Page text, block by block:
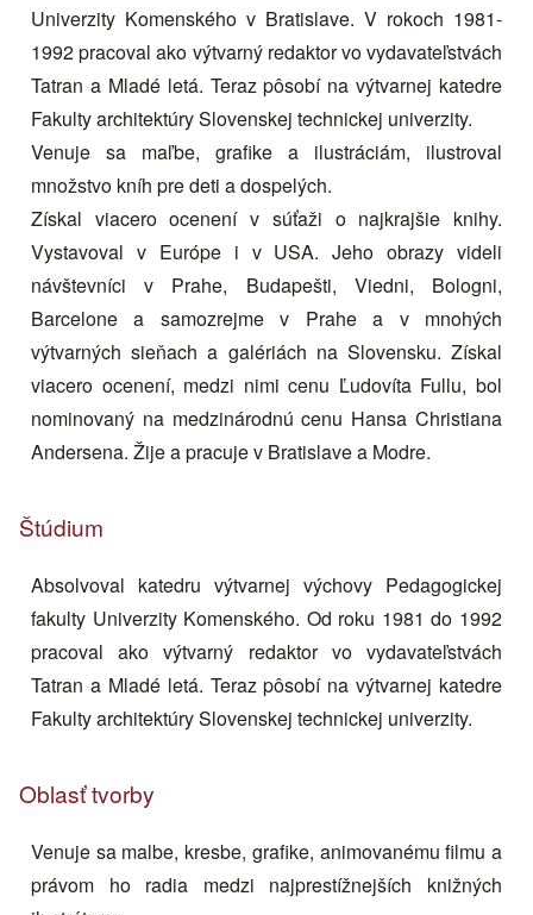
Univerzity Komenského v Bratislave. V rokoch 1981-
1992 pracoval ako výtvarný redaktor vo vydavateľstvách
Tatran a Mladé letá. Teraz pôsobí na výtvarnej katedre
Fakulty architektúry Slovenskej technickej univerzity.
Venuje sa maľbe, grafike a ilustráciám, ilustroval
množstvo kníh pre deti a dospelých.
Získal viacero ocenení v súťaži o najkrajšie knihy.
Vystavoval v Európe i v USA. Jeho obrazy videli
návštevníci v Prahe, Budapešti, Viedni, Bologni,
Barcelone a samozrejme v Prahe a v mnohých
výtvarných sieňach a galériách na Slovensku. Získal
viacero ocenení, medzi nimi cenu Ľudovíta Fullu, bol
nominovaný na medzinárodnú cenu Hansa Christiana
Andersena. Žije a pracuje v Bratislave a Modre.
Štúdium
Absolvoval katedru výtvarnej výchovy Pedagogickej
fakulty Univerzity Komenského. Od roku 1981 do 1992
pracoval ako výtvarný redaktor vo vydavateľstvách
Tatran a Mladé letá. Teraz pôsobí na výtvarnej katedre
Fakulty architektúry Slovenskej technickej univerzity.
Oblasť tvorby
Venuje sa malbe, kresbe, grafike, animovanému filmu a
právom ho radia medzi najprestížnejších knižných